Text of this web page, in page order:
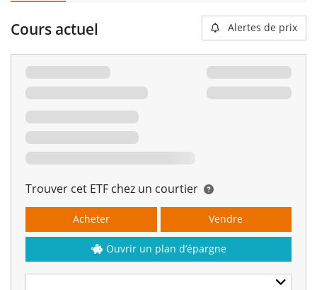
Cours actuel Alertes de prix
Trouver cet ETF chez un courtier
Acheter Vendre
Ouvrir un plan d’épargne